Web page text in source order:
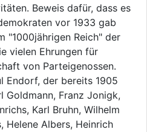
Beweis dafür, dass es
vor 1933 gab
"1000jährigen Reich" der
vielen Ehrungen für
von Parteigenossen.
Endorf, der bereits 1905
Goldmann, Franz Jonigk,
Karl Bruhn, Wilhelm
Helene Albers, Heinrich